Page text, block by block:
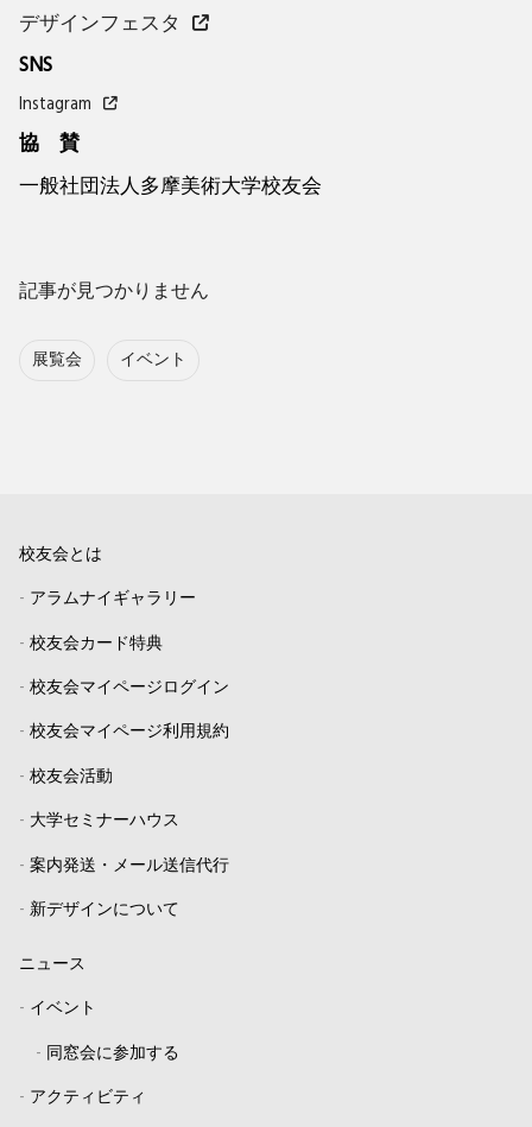
デザインフェスタ
SNS
Instagram
協 賛
一般社団法人多摩美術大学校友会
記事が見つかりません
展覧会 イベント
校友会とは
- アラムナイギャラリー
- 校友会カード特典
- 校友会マイページログイン
- 校友会マイページ利用規約
- 校友会活動
- 大学セミナーハウス
- 案内発送・メール送信代行
- 新デザインについて
ニュース
- イベント
- 同窓会に参加する
- アクティビティ